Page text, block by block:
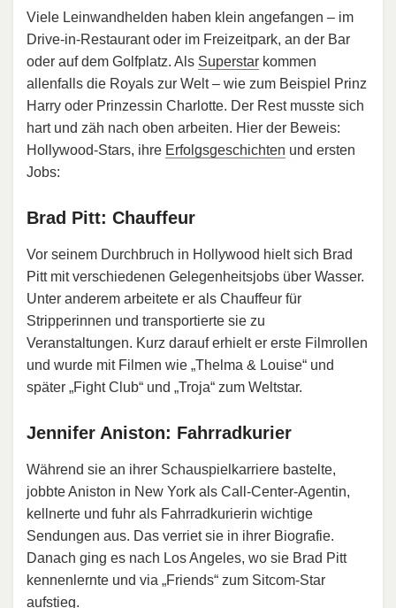
Viele Leinwandhelden haben klein angefangen – im
Drive-in-Restaurant oder im Freizeitpark, an der Bar
oder auf dem Golfplatz. Als Superstar kommen
allenfalls die Royals zur Welt – wie zum Beispiel Prinz
Harry oder Prinzessin Charlotte. Der Rest musste sich
hart und zäh nach oben arbeiten. Hier der Beweis:
Hollywood-Stars, ihre Erfolgsgeschichten und ersten
Jobs:
Brad Pitt: Chauffeur
Vor seinem Durchbruch in Hollywood hielt sich Brad
Pitt mit verschiedenen Gelegenheitsjobs über Wasser.
Unter anderem arbeitete er als Chauffeur für
Stripperinnen und transportierte sie zu
Veranstaltungen. Kurz darauf erhielt er erste Filmrollen
und wurde mit Filmen wie „Thelma & Louise“ und
später „Fight Club“ und „Troja“ zum Weltstar.
Jennifer Aniston: Fahrradkurier
Während sie an ihrer Schauspielkarriere bastelte,
jobbte Aniston in New York als Call-Center-Agentin,
kellnerte und fuhr als Fahrradkurierin wichtige
Sendungen aus. Das verriet sie in ihrer Biografie.
Danach ging es nach Los Angeles, wo sie Brad Pitt
kennenlernte und via „Friends“ zum Sitcom-Star
aufstieg.